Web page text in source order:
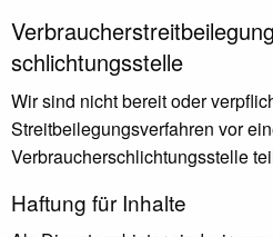
schlichtungs­stelle
Wir sind nicht bereit oder
Streitbeilegungsverfahren vor
Verbraucherschlichtungsstelle
Haftung für Inhalte